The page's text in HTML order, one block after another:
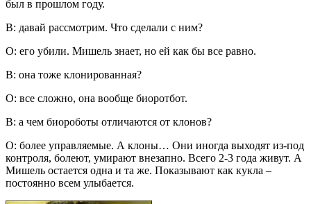
был в прошлом году.
В: давай рассмотрим. Что сделали с ним?
О: его убили. Мишель знает, но ей как бы все равно.
В: она тоже клонированная?
О: все сложно, она вообще биоротбот.
В: а чем биороботы отличаются от клонов?
О: более управляемые. А клоны… Они иногда выходят из-под
контроля, болеют, умирают внезапно. Всего 2-3 года живут. А
Мишель остается одна и та же. Показывают как кукла –
постоянно всем улыбается.